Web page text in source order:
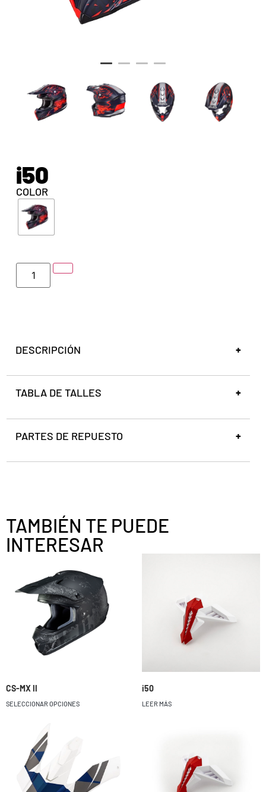
i50
COLOR
DESCRIPCIÓN
TABLA DE TALLES
PARTES DE REPUESTO
TAMBIÉN TE PUEDE
INTERESAR
CS-MX II
SELECCIONAR OPCIONES
i50
LEER MÁS